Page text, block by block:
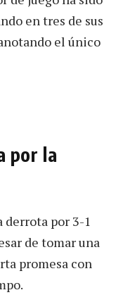
en tres de sus
el único
por la
derrota por 3-1
de tomar una
promesa con